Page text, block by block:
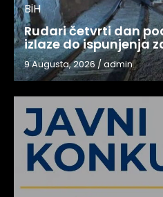
BiH
Rudari četvrti dan
izlaze do ispunjenja
9 Augusta, 2026 / admin